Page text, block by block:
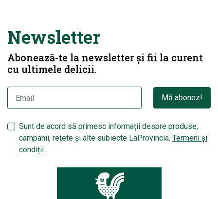
Newsletter
Abonează-te la newsletter și fii la curent
cu ultimele delicii.
Mă abonez!
Sunt de acord să primesc informații despre produse,
campanii, rețete și alte subiecte LaProvincia. Termeni și
condiții.